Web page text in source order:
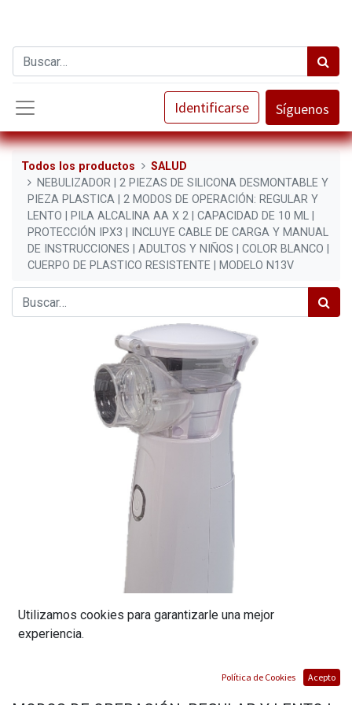
Identificarse Síguenos
Todos los productos
SALUD
NEBULIZADOR | 2 PIEZAS DE SILICONA DESMONTABLE Y
PIEZA PLASTICA | 2 MODOS DE OPERACIÓN: REGULAR Y
LENTO | PILA ALCALINA AA X 2 | CAPACIDAD DE 10 ML |
PROTECCIÓN IPX3 | INCLUYE CABLE DE CARGA Y MANUAL
DE INSTRUCCIONES | ADULTOS Y NIÑOS | COLOR BLANCO |
CUERPO DE PLASTICO RESISTENTE | MODELO N13V
DESMONTABLE Y PIEZA PLASTICA | 2
Utilizamos cookies para garantizarle una mejor
experiencia.
Política de Cookies Acepto